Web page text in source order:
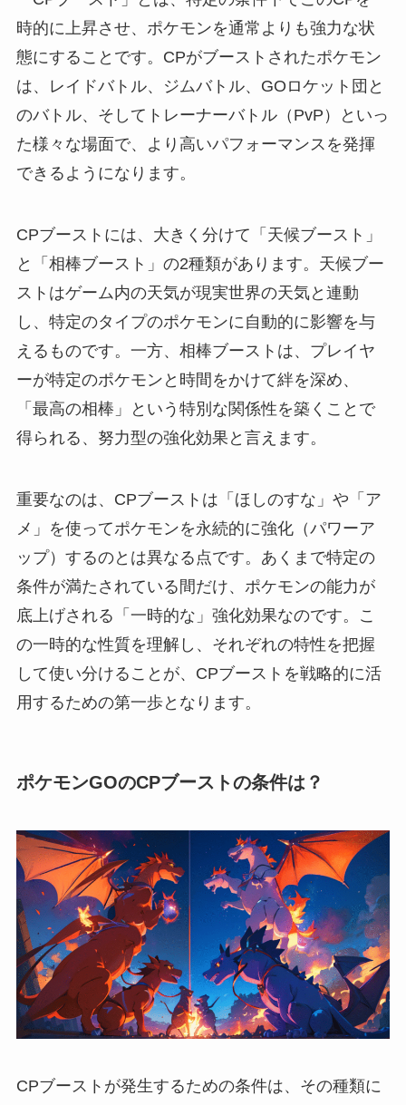
時的に上昇させ、ポケモンを通常よりも強力な状
態にすることです。CPがブーストされたポケモン
は、レイドバトル、ジムバトル、GOロケット団と
のバトル、そしてトレーナーバトル（PvP）といっ
た様々な場面で、より高いパフォーマンスを発揮
できるようになります。
CPブーストには、大きく分けて「天候ブースト」
と「相棒ブースト」の2種類があります。天候ブー
ストはゲーム内の天気が現実世界の天気と連動
し、特定のタイプのポケモンに自動的に影響を与
えるものです。一方、相棒ブーストは、プレイヤ
ーが特定のポケモンと時間をかけて絆を深め、
「最高の相棒」という特別な関係性を築くことで
得られる、努力型の強化効果と言えます。
重要なのは、CPブーストは「ほしのすな」や「ア
メ」を使ってポケモンを永続的に強化（パワーア
ップ）するのとは異なる点です。あくまで特定の
条件が満たされている間だけ、ポケモンの能力が
底上げされる「一時的な」強化効果なのです。こ
の一時的な性質を理解し、それぞれの特性を把握
して使い分けることが、CPブーストを戦略的に活
用するための第一歩となります。
ポケモンGOのCPブーストの条件は？
CPブーストが発生するための条件は、その種類に